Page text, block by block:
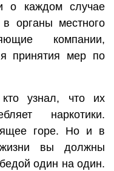
о каждом случае
органы местного
компании,
принятия мер по
узнал, что их
наркотики.
горе. Но и в
жизни вы должны
один на один.